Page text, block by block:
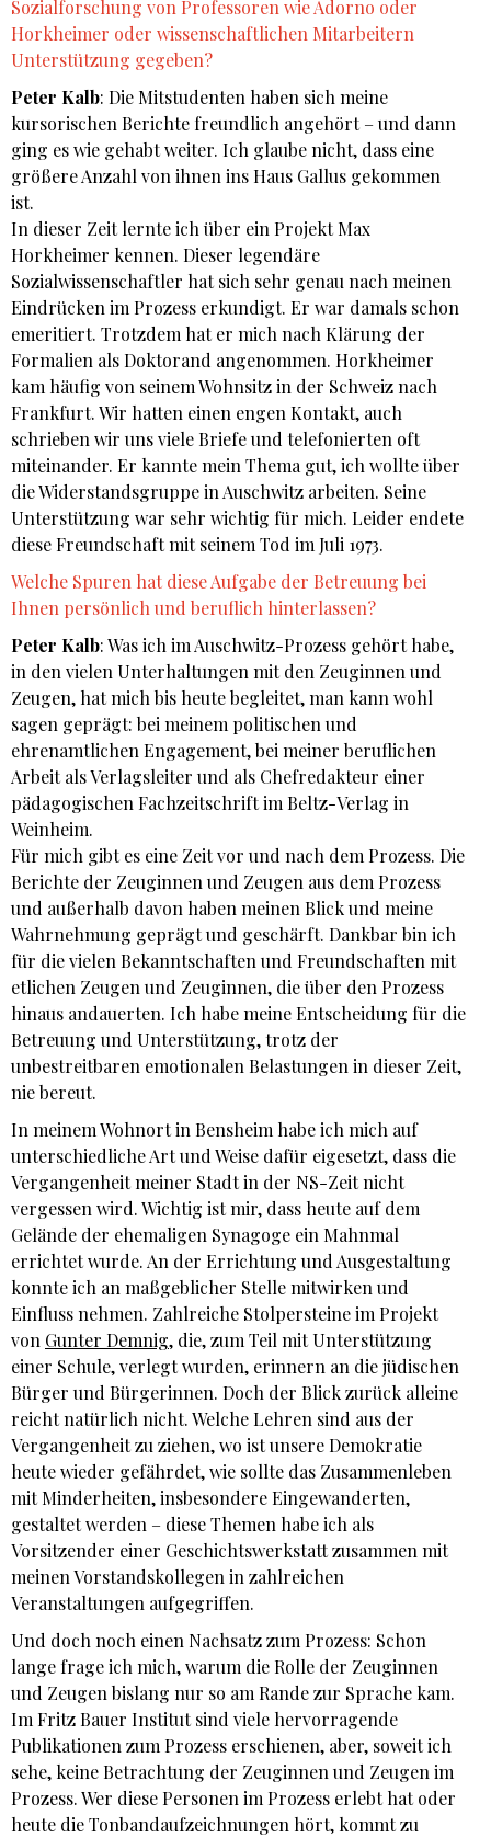
Sozialforschung von Professoren wie Adorno oder
Horkheimer oder wissenschaftlichen Mitarbeitern
Unterstützung gegeben?
Peter Kalb: Die Mitstudenten haben sich meine
kursorischen Berichte freundlich angehört – und dann
ging es wie gehabt weiter. Ich glaube nicht, dass eine
größere Anzahl von ihnen ins Haus Gallus gekommen
ist.
In dieser Zeit lernte ich über ein Projekt Max
Horkheimer kennen. Dieser legendäre
Sozialwissenschaftler hat sich sehr genau nach meinen
Eindrücken im Prozess erkundigt. Er war damals schon
emeritiert. Trotzdem hat er mich nach Klärung der
Formalien als Doktorand angenommen. Horkheimer
kam häufig von seinem Wohnsitz in der Schweiz nach
Frankfurt. Wir hatten einen engen Kontakt, auch
schrieben wir uns viele Briefe und telefonierten oft
miteinander. Er kannte mein Thema gut, ich wollte über
die Widerstandsgruppe in Auschwitz arbeiten. Seine
Unterstützung war sehr wichtig für mich. Leider endete
diese Freundschaft mit seinem Tod im Juli 1973.
Welche Spuren hat diese Aufgabe der Betreuung bei
Ihnen persönlich und beruflich hinterlassen?
Peter Kalb: Was ich im Auschwitz-Prozess gehört habe,
in den vielen Unterhaltungen mit den Zeuginnen und
Zeugen, hat mich bis heute begleitet, man kann wohl
sagen geprägt: bei meinem politischen und
ehrenamtlichen Engagement, bei meiner beruflichen
Arbeit als Verlagsleiter und als Chefredakteur einer
pädagogischen Fachzeitschrift im Beltz-Verlag in
Weinheim.
Für mich gibt es eine Zeit vor und nach dem Prozess. Die
Berichte der Zeuginnen und Zeugen aus dem Prozess
und außerhalb davon haben meinen Blick und meine
Wahrnehmung geprägt und geschärft. Dankbar bin ich
für die vielen Bekanntschaften und Freundschaften mit
etlichen Zeugen und Zeuginnen, die über den Prozess
hinaus andauerten. Ich habe meine Entscheidung für die
Betreuung und Unterstützung, trotz der
unbestreitbaren emotionalen Belastungen in dieser Zeit,
nie bereut.
In meinem Wohnort in Bensheim habe ich mich auf
unterschiedliche Art und Weise dafür eigesetzt, dass die
Vergangenheit meiner Stadt in der NS-Zeit nicht
vergessen wird. Wichtig ist mir, dass heute auf dem
Gelände der ehemaligen Synagoge ein Mahnmal
errichtet wurde. An der Errichtung und Ausgestaltung
konnte ich an maßgeblicher Stelle mitwirken und
Einfluss nehmen. Zahlreiche Stolpersteine im Projekt
von Gunter Demnig, die, zum Teil mit Unterstützung
einer Schule, verlegt wurden, erinnern an die jüdischen
Bürger und Bürgerinnen. Doch der Blick zurück alleine
reicht natürlich nicht. Welche Lehren sind aus der
Vergangenheit zu ziehen, wo ist unsere Demokratie
heute wieder gefährdet, wie sollte das Zusammenleben
mit Minderheiten, insbesondere Eingewanderten,
gestaltet werden – diese Themen habe ich als
Vorsitzender einer Geschichtswerkstatt zusammen mit
meinen Vorstandskollegen in zahlreichen
Veranstaltungen aufgegriffen.
Und doch noch einen Nachsatz zum Prozess: Schon
lange frage ich mich, warum die Rolle der Zeuginnen
und Zeugen bislang nur so am Rande zur Sprache kam.
Im Fritz Bauer Institut sind viele hervorragende
Publikationen zum Prozess erschienen, aber, soweit ich
sehe, keine Betrachtung der Zeuginnen und Zeugen im
Prozess. Wer diese Personen im Prozess erlebt hat oder
heute die Tonbandaufzeichnungen hört, kommt zu